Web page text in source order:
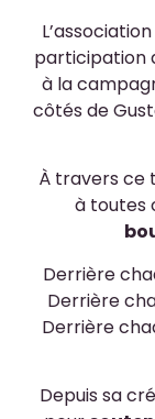
participation
à la
côtés de
À travers ce
à toutes
Derrière
Derrière
Derrière
Depuis sa